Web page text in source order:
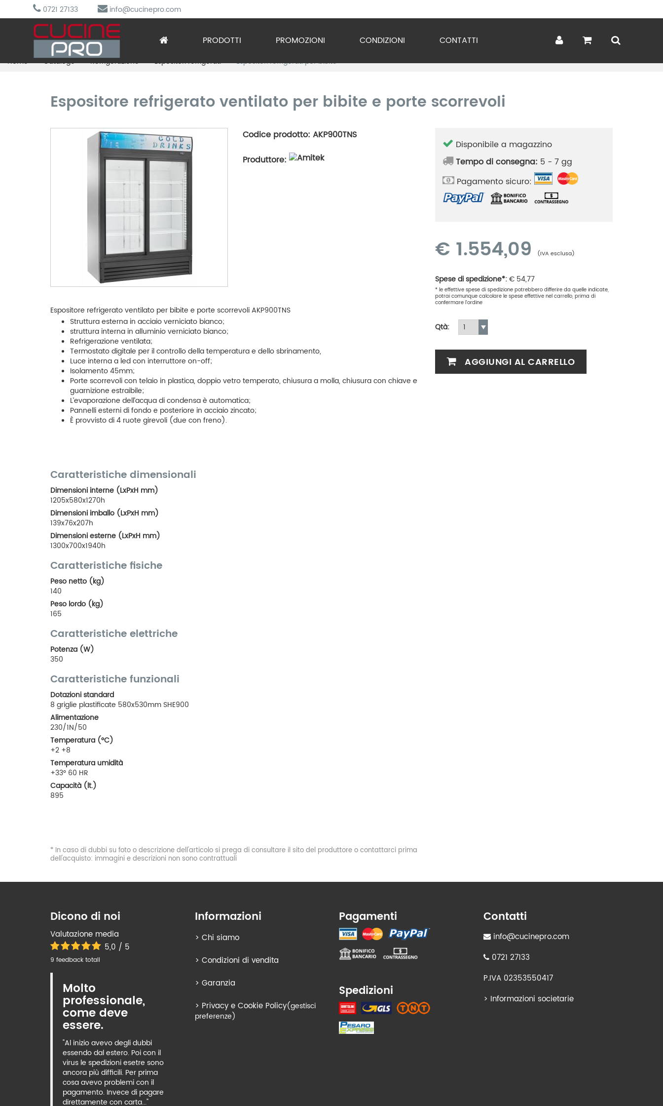
0721 27133 info@cucinepro.com
PRODOTTI
Arredo Inox
PROMOZIONI CONDIZIONI CONTATTI
Home Catalogo Refrigerazione Espositori refrigerati Espositori refrigerati per bibite
Espositore refrigerato ventilato per bibite e porte scorrevoli
Codice prodotto: AKP900TNS
Produttore:
Espositore refrigerato ventilato per bibite e porte scorrevoli AKP900TNS
Struttura esterna in acciaio verniciato bianco;
struttura interna in alluminio verniciato bianco;
Refrigerazione ventilata;
Termostato digitale per il controllo della temperatura e dello sbrinamento,
Luce interna a led con interruttore on-off;
Isolamento 45mm;
Porte scorrevoli con telaio in plastica, doppio vetro temperato, chiusura a molla, chiusura con chiave e
guarnizione estraibile;
L’evaporazione dell’acqua di condensa è automatica;
Pannelli esterni di fondo e posteriore in acciaio zincato;
È provvisto di 4 ruote girevoli (due con freno).
Caratteristiche dimensionali
Dimensioni interne (LxPxH mm)
1205x580x1270h
Dimensioni imballo (LxPxH mm)
139x76x207h
Dimensioni esterne (LxPxH mm)
1300x700x1940h
Caratteristiche fisiche
Peso netto (kg)
140
Peso lordo (kg)
165
Caratteristiche elettriche
Potenza (W)
350
Caratteristiche funzionali
Dotazioni standard
8 griglie plastificate 580x530mm SHE900
Alimentazione
230/1N/50
Temperatura (°C)
+2 +8
Temperatura umidità
+33° 60 HR
Capacità (lt.)
895
* In caso di dubbi su foto o descrizione dell'articolo si prega di consultare il sito del produttore o contattarci prima
dell'acquisto: immagini e descrizioni non sono contrattuali
Disponibile a magazzino
Tempo di consegna: 5 - 7 gg
Pagamento sicuro:
€ 1.554,09 (IVA esclusa)
Spese di spedizione*:€ 54,77
* le effettive spese di spedizione potrebbero differire da quelle indicate,
potrai comunque calcolare le spese effettive nel carrello, prima di
confermare l'ordine
Qtà:
AGGIUNGI AL CARRELLO
Dicono di noi
Valutazione media
5,0 / 5
9 feedback totali
Molto
professionale,
come deve
essere.
"Al inizio avevo degli dubbi
essendo dal estero. Poi con il
virus le spedizioni esetre sono
ancora più difficili. Per prima
cosa avevo problemi con il
pagamento. Invece di pagare
direttamente con carta..."
Informazioni
> Chi siamo
> Condizioni di vendita
> Garanzia
> Privacy e Cookie Policy(gestisci
preferenze)
Pagamenti
Spedizioni
Contatti
info@cucinepro.com
0721 27133
P.IVA 02353550417
> Informazioni societarie